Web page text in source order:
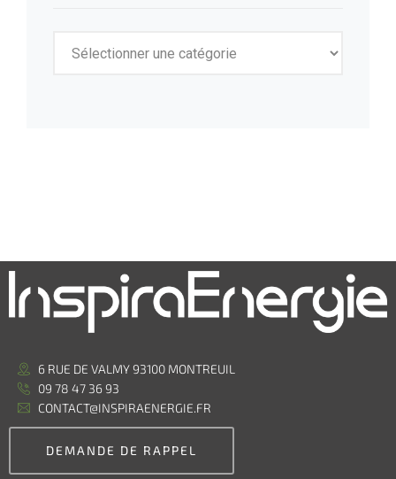
6 RUE DE VALMY 93100 MONTREUIL
09 78 47 36 93
CONTACT@INSPIRAENERGIE.FR
DEMANDE DE RAPPEL